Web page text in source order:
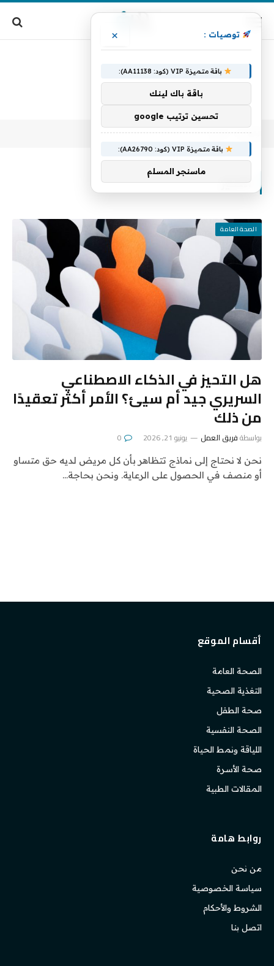
الرئيسية » التحيز
التحيز
الصحة العامة
هل التحيز في الذكاء الاصطناعي
السريري جيد أم سيئ؟ الأمر أكثر تعقيدًا
من ذلك
بواسطةفريق العمل يونيو 21, 2026 0
نحن لا نحتاج إلى نماذج تتظاهر بأن كل مريض لديه حق متساو
أو منصف في الحصول على الرعاية. ونحن بحاجة…
أقسام الموقع
الصحة العامة
التغذية الصحية
صحة الطفل
الصحة النفسية
اللياقة ونمط الحياة
صحة الأسرة
المقالات الطبية
روابط هامة
من نحن
سياسة الخصوصية
الشروط والأحكام
اتصل بنا
توصيات : ×
باقة متميزة VIP (كود: AA11138):
باقة باك لينك
تحسين ترتيب google
باقة متميزة VIP (كود: AA26790):
ماسنجر المسلم